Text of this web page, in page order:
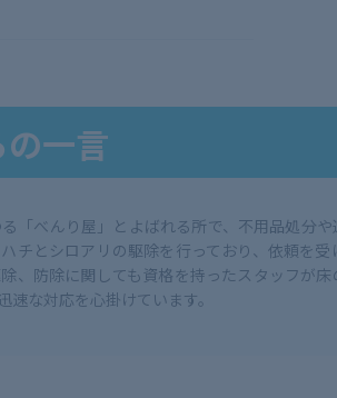
一言
「べんり屋」とよばれる所で、不用品処分
チとシロアリの駆除を行っており、依頼を
、防除に関しても資格を持ったスタッフが
な対応を心掛けています。